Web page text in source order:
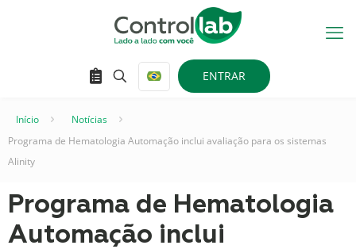
ENTRAR
Início Notícias
Programa de Hematologia Automação inclui avaliação para os sistemas
Alinity
Programa de Hematologia
Automação inclui